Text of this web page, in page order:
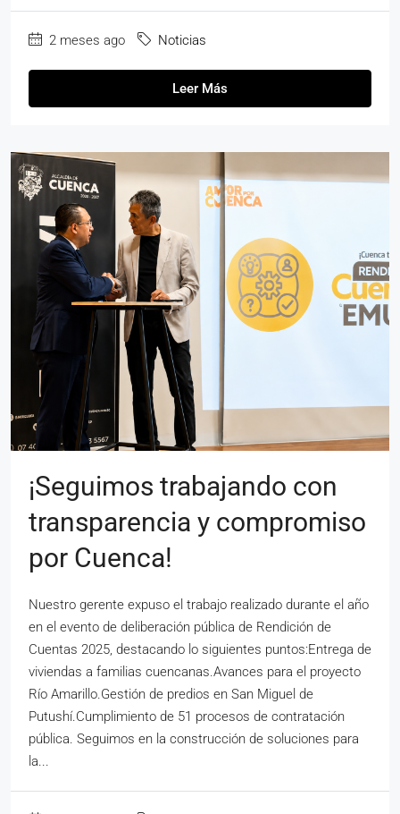
2 meses ago Noticias
Leer Más
¡Seguimos trabajando con
transparencia y compromiso
por Cuenca!
Nuestro gerente expuso el trabajo realizado durante el año
en el evento de deliberación pública de Rendición de
Cuentas 2025, destacando lo siguientes puntos:Entrega de
viviendas a familias cuencanas.Avances para el proyecto
Río Amarillo.Gestión de predios en San Miguel de
Putushí.Cumplimiento de 51 procesos de contratación
pública. Seguimos en la construcción de soluciones para
la...